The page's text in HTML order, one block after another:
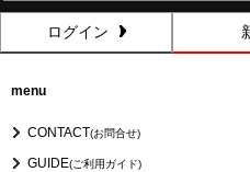
ログイン
menu
CONTACT(お問合せ)
GUIDE(ご利用ガイド)